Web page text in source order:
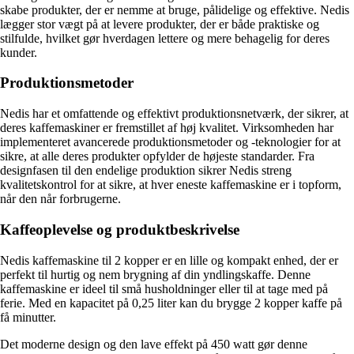
skabe produkter, der er nemme at bruge, pålidelige og effektive. Nedis
lægger stor vægt på at levere produkter, der er både praktiske og
stilfulde, hvilket gør hverdagen lettere og mere behagelig for deres
kunder.
Produktionsmetoder
Nedis har et omfattende og effektivt produktionsnetværk, der sikrer, at
deres kaffemaskiner er fremstillet af høj kvalitet. Virksomheden har
implementeret avancerede produktionsmetoder og -teknologier for at
sikre, at alle deres produkter opfylder de højeste standarder. Fra
designfasen til den endelige produktion sikrer Nedis streng
kvalitetskontrol for at sikre, at hver eneste kaffemaskine er i topform,
når den når forbrugerne.
Kaffeoplevelse og produktbeskrivelse
Nedis kaffemaskine til 2 kopper er en lille og kompakt enhed, der er
perfekt til hurtig og nem brygning af din yndlingskaffe. Denne
kaffemaskine er ideel til små husholdninger eller til at tage med på
ferie. Med en kapacitet på 0,25 liter kan du brygge 2 kopper kaffe på
få minutter.
Det moderne design og den lave effekt på 450 watt gør denne